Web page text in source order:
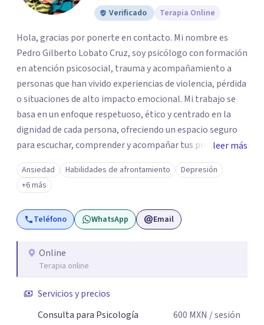
Verificado
Terapia Online
Hola, gracias por ponerte en contacto. Mi nombre es
Pedro Gilberto Lobato Cruz, soy psicólogo con formación
en atención psicosocial, trauma y acompañamiento a
personas que han vivido experiencias de violencia, pérdida
o situaciones de alto impacto emocional. Mi trabajo se
basa en un enfoque respetuoso, ético y centrado en la
dignidad de cada persona, ofreciendo un espacio seguro
para escuchar, comprender y acompañar tus procesos
emocionales a tu propio ritmo. Creo firmemente en la
importancia de construir juntos herramientas que
fortalezcan el bienestar, la autonomía y el sentido de
vida. Será un gusto acompañarte en este proceso. Quedo
atento para resolver cualquier duda y acordar una cita. Un
leer más
Ansiedad Habilidades de afrontamiento
Depresión
+6 más
Teléfono WhatsApp Email
Online
Terapia online
Servicios y precios
Consulta para Psicología
600 MXN / sesión